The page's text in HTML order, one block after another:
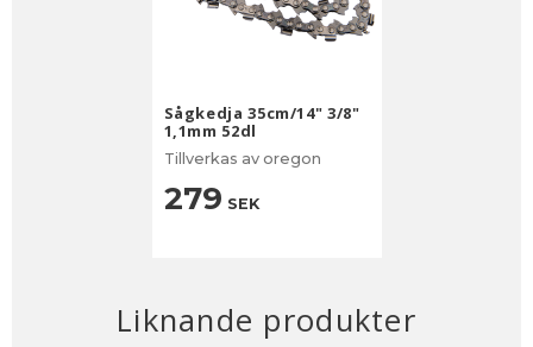
Sågkedja 35cm/14" 3/8"
1,1mm 52dl
Tillverkas av oregon
279 SEK
Liknande produkter